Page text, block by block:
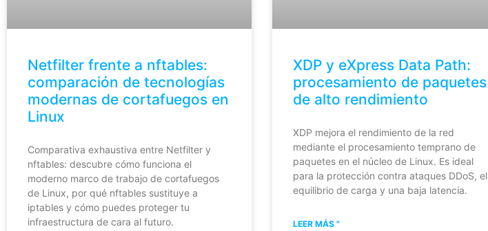
Netfilter frente a nftables:
comparación de tecnologías
modernas de cortafuegos en
Linux
Comparativa exhaustiva entre Netfilter y
nftables: descubre cómo funciona el
moderno marco de trabajo de cortafuegos
de Linux, por qué nftables sustituye a
iptables y cómo puedes proteger tu
infraestructura de cara al futuro.
XDP y eXpress Data Path:
procesamiento de paquetes
de alto rendimiento
XDP mejora el rendimiento de la red
mediante el procesamiento temprano de
paquetes en el núcleo de Linux. Es ideal
para la protección contra ataques DDoS, el
equilibrio de carga y una baja latencia.
LEER MÁS "